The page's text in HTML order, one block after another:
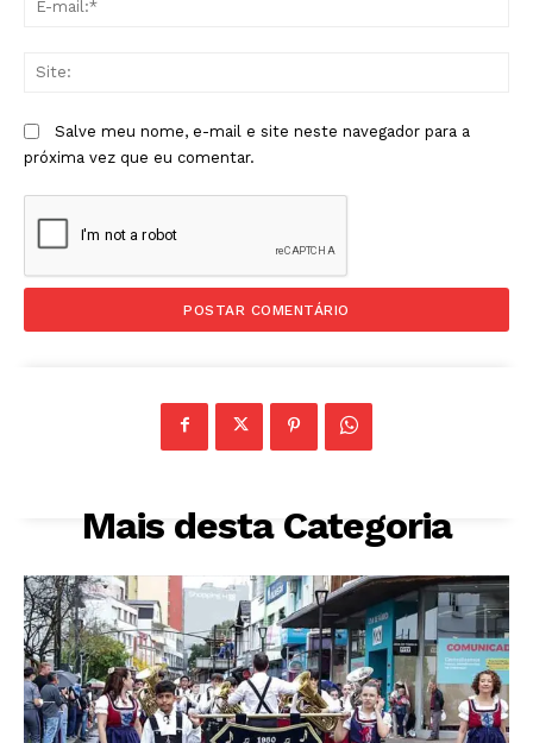
Salve meu nome, e-mail e site neste navegador para a
próxima vez que eu comentar.
Mais desta Categoria